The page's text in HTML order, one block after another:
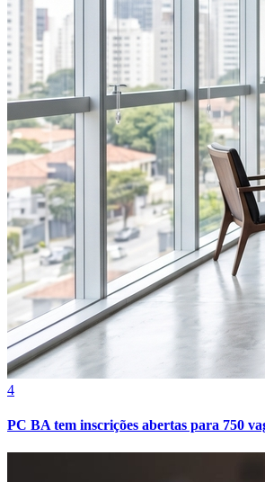
Internacional
4
PC BA tem inscrições abertas para 750